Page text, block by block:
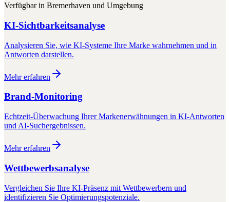
Verfügbar in Bremerhaven und Umgebung
KI-Sichtbarkeitsanalyse
Analysieren Sie, wie KI-Systeme Ihre Marke wahrnehmen und in
Antworten darstellen.
Mehr erfahren
Brand-Monitoring
Echtzeit-Überwachung Ihrer Markenerwähnungen in KI-Antworten
und AI-Suchergebnissen.
Mehr erfahren
Wettbewerbsanalyse
Vergleichen Sie Ihre KI-Präsenz mit Wettbewerbern und
identifizieren Sie Optimierungspotenziale.